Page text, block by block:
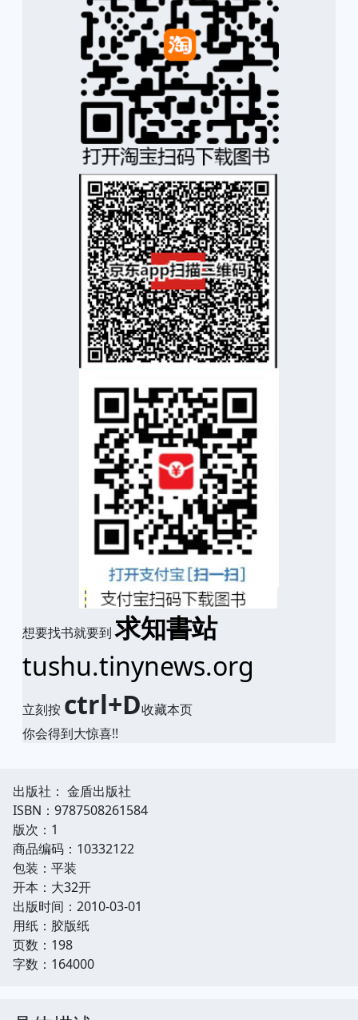
想要找书就要到求知書站
tushu.tinynews.org
立刻按 ctrl+D收藏本页
你会得到大惊喜!!
出版社： 金盾出版社
ISBN：9787508261584
版次：1
商品编码：10332122
包装：平装
开本：大32开
出版时间：2010-03-01
用纸：胶版纸
页数：198
字数：164000